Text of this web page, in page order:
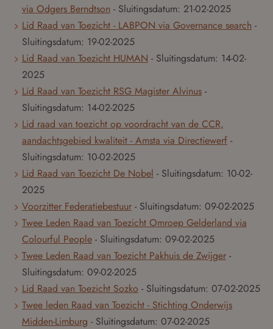
via Odgers Berndtson - Sluitingsdatum: 21-02-2025
Lid Raad van Toezicht - LABPON via Governance search -
Sluitingsdatum: 19-02-2025
Lid Raad van Toezicht HUMAN - Sluitingsdatum: 14-02-
2025
Lid Raad van Toezicht RSG Magister Alvinus -
Sluitingsdatum: 14-02-2025
Lid raad van toezicht op voordracht van de CCR,
aandachtsgebied kwaliteit - Amsta via Directiewerf -
Sluitingsdatum: 10-02-2025
Lid Raad van Toezicht De Nobel - Sluitingsdatum: 10-02-
2025
Voorzitter Federatiebestuur - Sluitingsdatum: 09-02-2025
Twee Leden Raad van Toezicht Omroep Gelderland via
Colourful People - Sluitingsdatum: 09-02-2025
Twee Leden Raad van Toezicht Pakhuis de Zwijger -
Sluitingsdatum: 09-02-2025
Lid Raad van Toezicht Sozko - Sluitingsdatum: 07-02-2025
Twee leden Raad van Toezicht - Stichting Onderwijs
Midden-Limburg - Sluitingsdatum: 07-02-2025